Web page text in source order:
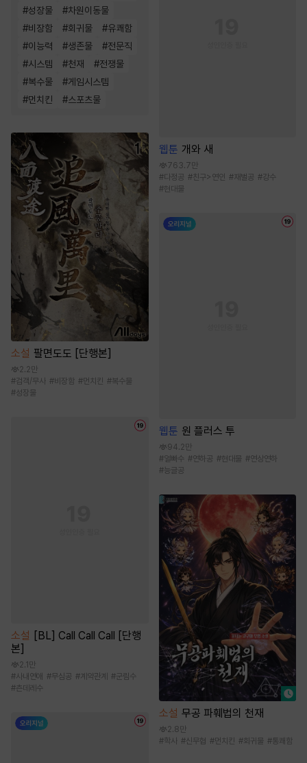
#성장물 #차원이동물
#비장함 #회귀물 #유쾌함
#이능력 #생존물 #전문직
#시스템 #천재 #전쟁물
#복수물 #게임시스템
#먼치킨 #스포츠물
소설 팔면도도 [단행본]
2.2만
#검객/무사 #비장함 #먼치킨 #복수물
#성장물
소설 [BL] Call Call Call [단행
본]
2.1만
#사내연애 #무심공 # 계약관계 #군림수
#츤데레수
웹툰 개와 새
763.7만
#다정공 #친구>연인 #재벌공 #강수
#현대물
웹툰 원 플러스 투
94.2만
#얼빠수 #연하공 #현대물 #연상연하
#능글공
소설 무공 파훼법의 천재
2.8만
#학사 #신무협 #먼치킨 #회귀물 #통쾌함